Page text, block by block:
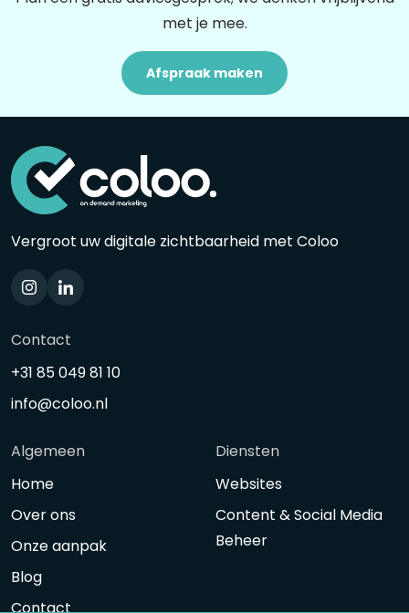
met je mee.
Afspraak maken
Vergroot uw digitale zichtbaarheid met Coloo
Contact
+31 85 049 81 10
info@coloo.nl
Algemeen
Home
Over ons
Onze aanpak
Blog
Contact
Diensten
Websites
Content & Social Media
Beheer